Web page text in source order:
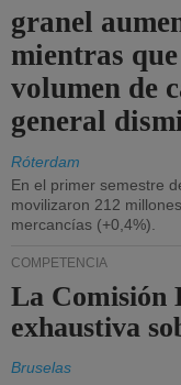
granel
mientras
volumen de
general
Róterdam
En el primer semestre
movilizaron 212
mercancías (+0,4%).
COMPETENCIA
La Comisión
exhaustiva
Bruselas